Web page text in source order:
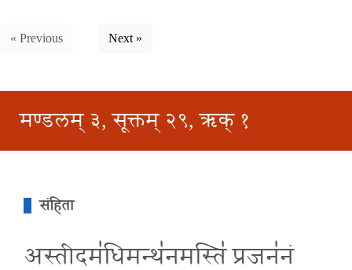
« Previous Next »
मण्डलम् ३, सूक्तम् २९, ऋक् १
संहिता
अस्ती॒दम॑धि॒मन्थ॑न॒मस्ति॑ प्र॒जन॑नं